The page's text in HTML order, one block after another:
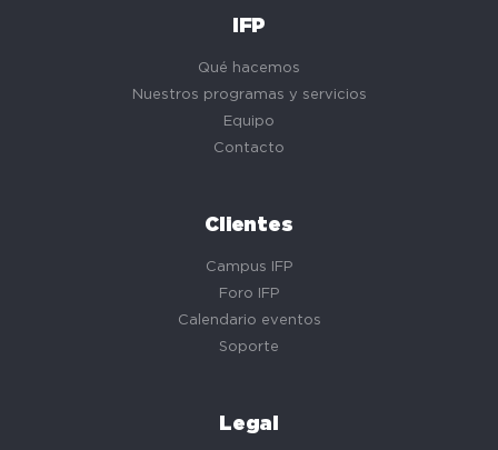
IFP
Qué hacemos
Nuestros programas y servicios
Equipo
Contacto
Clientes
Campus IFP
Foro IFP
Calendario eventos
Soporte
Legal